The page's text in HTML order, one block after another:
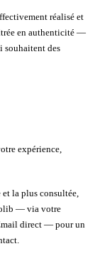
réalisé et
en authenticité —
souhaitent des
expérience,
la plus consultée,
— via votre
direct — pour un